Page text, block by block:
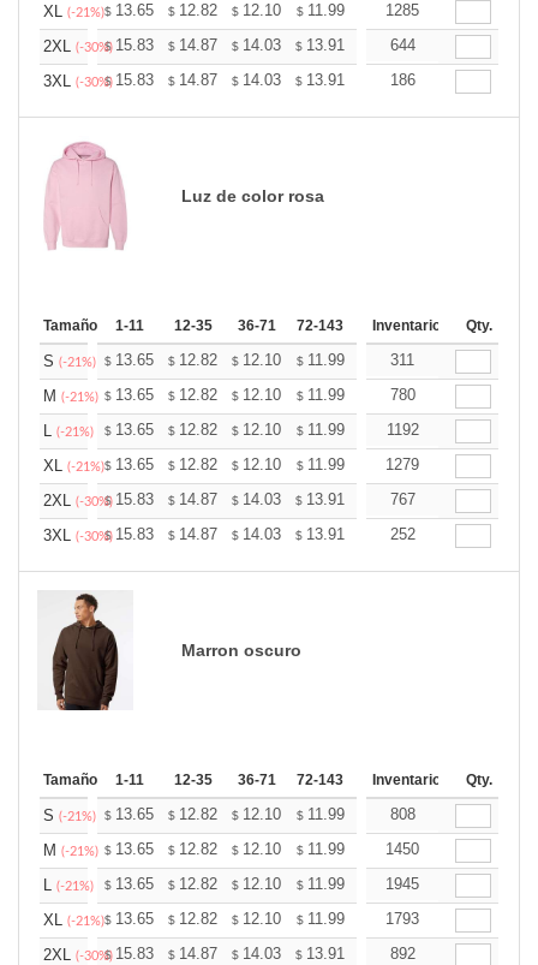
XL (-21%)$ 13.65 $ 12.82 $ 12.10 $ 11.99 11.79
1285
2XL (-30%)
$ 15.83 $ 14.87 $ 14.03 $ 13.91 13.67
644
3XL (-30%)
$ 15.83 $ 14.87 $ 14.03 $ 13.91 13.67
186
Luz de color rosa
Tamaño 1-11 12-35 36-71 72-143 144-287 288 +
Inventario Qty.
S (-21%) $ 13.65 $ 12.82 $ 12.10 $ 11.99 11.79
311
M (-21%) $ 13.65 $ 12.82 $ 12.10 $ 11.99 11.79
780
L (-21%) $ 13.65 $ 12.82 $ 12.10 $ 11.99 11.79
1192
XL (-21%)$ 13.65 $ 12.82 $ 12.10 $ 11.99 11.79
1279
2XL (-30%)
$ 15.83 $ 14.87 $ 14.03 $ 13.91 13.67
767
3XL (-30%)
$ 15.83 $ 14.87 $ 14.03 $ 13.91 13.67
252
Marron oscuro
Tamaño 1-11 12-35 36-71 72-143 144-287 288 +
Inventario Qty.
S (-21%) $ 13.65 $ 12.82 $ 12.10 $ 11.99 11.79
808
M (-21%) $ 13.65 $ 12.82 $ 12.10 $ 11.99 11.79
1450
L (-21%) $ 13.65 $ 12.82 $ 12.10 $ 11.99 11.79
1945
XL (-21%)$ 13.65 $ 12.82 $ 12.10 $ 11.99 11.79
1793
2XL (-30%)
$ 15.83 $ 14.87 $ 14.03 $ 13.91 13.67
892